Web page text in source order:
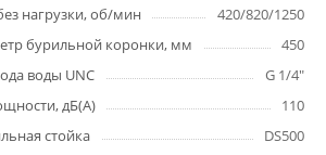
нагрузки, об/мин
420/820/1250
бурильной коронки, мм
450
воды UNC
G 1/4"
дБ(А)
110
стойка
DS500